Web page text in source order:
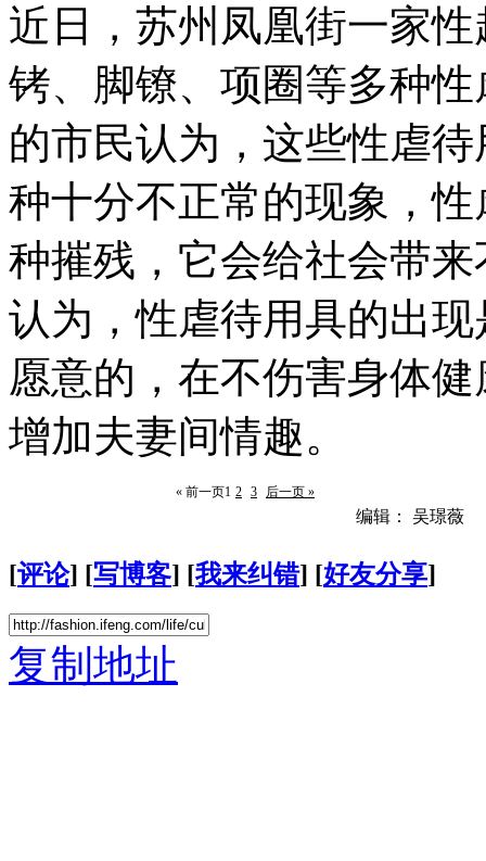
近日，苏州凤凰街一家
铐、脚镣、项圈等多种
的市民认为，这些性虐
种十分不正常的现象，
种摧残，它会给社会带
认为，性虐待用具的出
愿意的，在不伤害身体
增加夫妻间情趣。
« 前一页1 2 3 后一页 »
编辑： 吴璟薇
[评论] [写博客] [我来纠错] [好友分享]
复制地址